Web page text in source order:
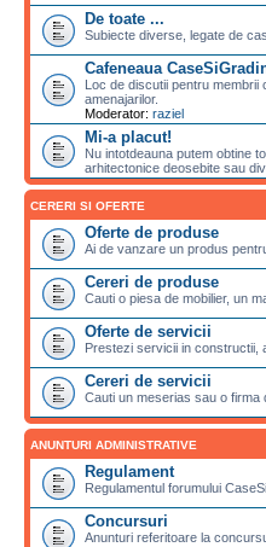
De toate ...
Subiecte diverse, legate de
Cafeneaua
Loc de discutii pentru membrii
amenajarilor.
Moderator: raziel
Mi-a placut!
Nu intotdeauna putem obtine
arhitectonice deosebite sau
CERERI SI OFERTE
Oferte de produse
Ai de vanzare un produs
Cereri de produse
Cauti o piesa de mobilier, un
Oferte de servicii
Prestezi servicii in constructii,
Cereri de servicii
Cauti un meserias sau o firma
ANUNTURI ADMINISTRATIVE
Regulament
Regulamentul forumului
Concursuri
Anunturi referitoare la